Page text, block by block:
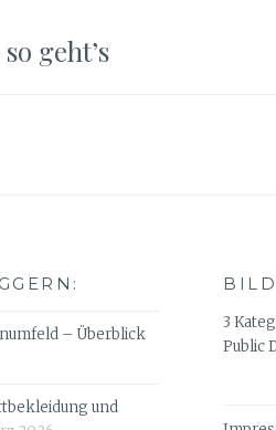
geht’s
– Überblick
und
3
Public